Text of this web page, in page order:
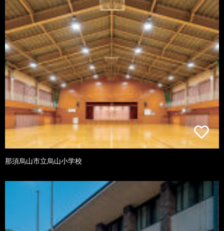
那須烏山市立烏山小学校